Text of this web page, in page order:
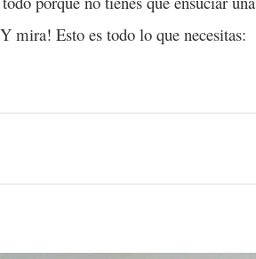
mira! Esto es todo lo que necesitas: